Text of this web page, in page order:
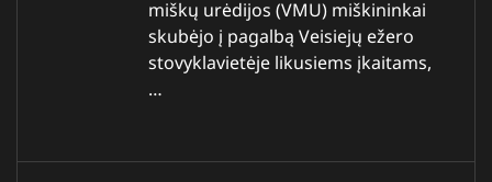
miškų urėdijos (VMU) miškininkai
skubėjo į pagalbą Veisiejų ežero
stovyklavietėje likusiems įkaitams,
…